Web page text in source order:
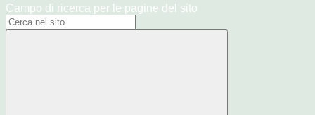
Campo di ricerca per le pagine del sito